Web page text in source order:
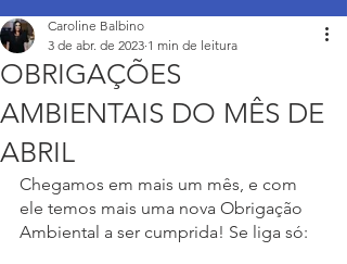
OBRIGAÇÕES
AMBIENTAIS DO MÊS DE
ABRIL
Caroline Balbino
3 de abr. de 2023 1 min de leitura
Chegamos em mais um mês, e com
ele temos mais uma nova Obrigação
Ambiental a ser cumprida! Se liga só: